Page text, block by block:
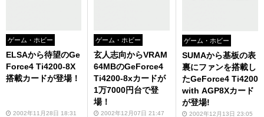
ゲーム・ホビー
ELSAから待望のGe
Force4 Ti4200-8X
搭載カードが登場！
2002年11月28日 18:31
ゲーム・ホビー
玄人志向からVRAM
64MBのGeForce4
Ti4200-8xカードが
1万7000円台で登
場！
2002年12月07日 21:47
ゲーム・ホビー
SUMAから基板の表
裏にファンを搭載し
たGeForce4 Ti4200
with AGP8Xカード
が登場!
2002年12月13日 23:05